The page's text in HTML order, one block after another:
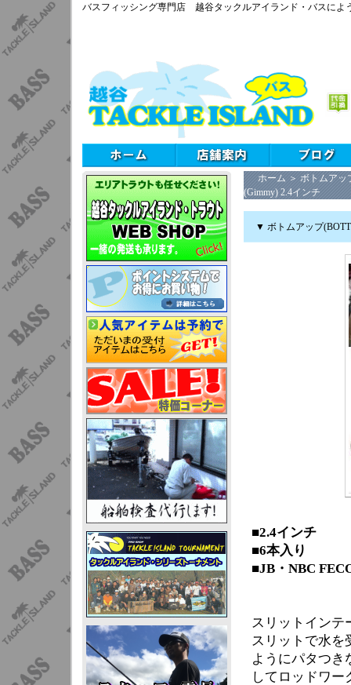
バスフィッシング専門店 越谷タックルアイランド・バスによ
ホーム ＞ ボトムアッ
(Gimmy) 2.4インチ
▼ ボトムアップ
■2.4インチ
■6本入り
■JB・NBC
スリットインテ
スリットで水を
ようにパタつき
してロッドワ